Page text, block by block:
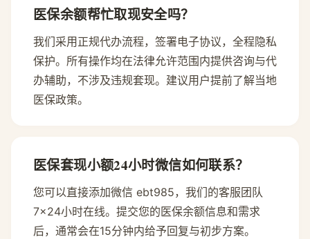
医保余额帮忙取现安全吗？
我们采用正规代办流程，签署电子协议，全程隐私
保护。所有操作均在法律允许范围内提供咨询与代
办辅助，不涉及违规套现。建议用户提前了解当地
医保政策。
医保套现小额24小时微信如何联系？
您可以直接添加微信 ebt985，我们的客服团队
7×24小时在线。提交您的医保余额信息和需求
后，通常会在15分钟内给予回复与初步方案。